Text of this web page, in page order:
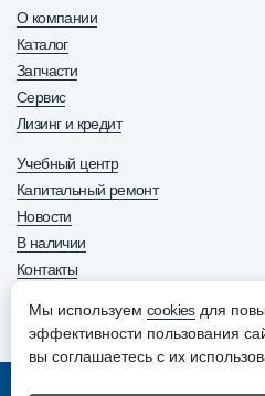
Мы используем cookiesдля
эффективности пользования
вы соглашаетесь с их
О компании
Каталог
Запчасти
Сервис
Лизинг и кредит
Учебный центр
Капитальный ремонт
Новости
В наличии
Контакты
8 800 600-63-70 +7 (8552) 30-
ОТДЕЛ ПРОДАЖ